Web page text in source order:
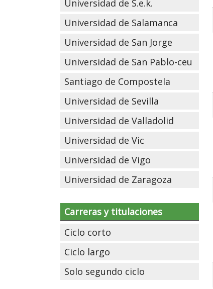
Universidad de S.e.k.
Universidad de Salamanca
Universidad de San Jorge
Universidad de San Pablo-ceu
Santiago de Compostela
Universidad de Sevilla
Universidad de Valladolid
Universidad de Vic
Universidad de Vigo
Universidad de Zaragoza
Carreras y titulaciones
Ciclo corto
Ciclo largo
Solo segundo ciclo